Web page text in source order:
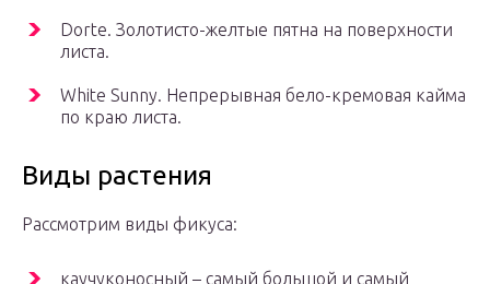
Dorte. Золотисто-желтые пятна на поверхности
листа.
White Sunny. Непрерывная бело-кремовая кайма
по краю листа.
Виды растения
Рассмотрим виды фикуса:
каучуконосный – самый большой и самый